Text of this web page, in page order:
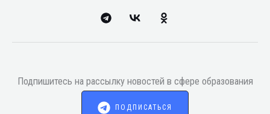
Подпишитесь на рассылку новостей в сфере образования
ПОДПИСАТЬСЯ